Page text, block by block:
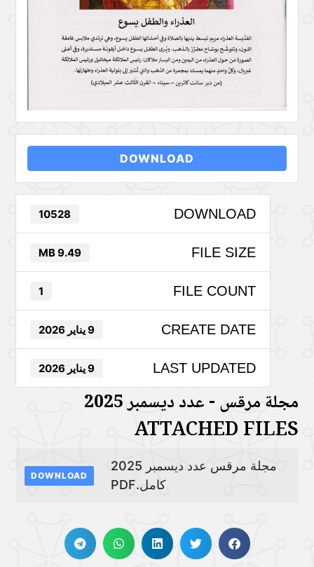
DOWNLOAD
DOWNLOAD
10528
FILE SIZE
9.49 MB
FILE COUNT
1
CREATE DATE 9 يناير 2026
LAST UPDATED 9 يناير 2026
مجلة مرقس - عدد ديسمبر 2025
ATTACHED FILES
مجلة مرقس عدد ديسمبر 2025
كامل.PDF
DOWNLOAD